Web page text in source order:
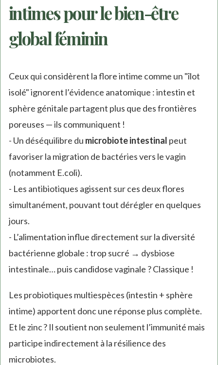
intimes pour le bien-être
global féminin
Ceux qui considèrent la flore intime comme un "îlot
isolé" ignorent l’évidence anatomique : intestin et
sphère génitale partagent plus que des frontières
poreuses — ils communiquent !
- Un déséquilibre du microbiote intestinal peut
favoriser la migration de bactéries vers le vagin
(notamment E.coli).
- Les antibiotiques agissent sur ces deux flores
simultanément, pouvant tout dérégler en quelques
jours.
- L’alimentation influe directement sur la diversité
bactérienne globale : trop sucré → dysbiose
intestinale… puis candidose vaginale ? Classique !
Les probiotiques multiespèces (intestin + sphère
intime) apportent donc une réponse plus complète.
Et le zinc ? Il soutient non seulement l’immunité mais
participe indirectement à la résilience des
microbiotes.